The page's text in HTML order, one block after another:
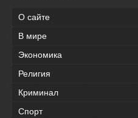
О сайте
В мире
Экономика
Религия
Криминал
Спорт